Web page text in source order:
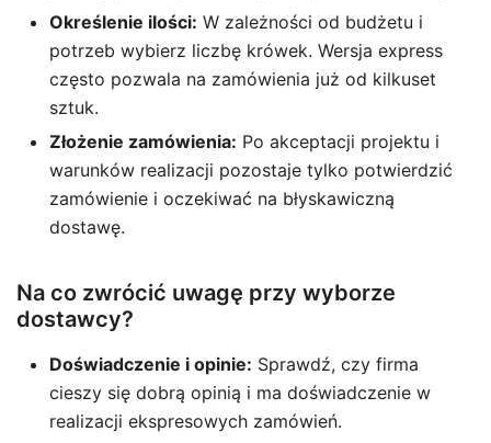
Określenie ilości: W zależności od budżetu i
potrzeb wybierz liczbę krówek. Wersja express
często pozwala na zamówienia już od kilkuset
sztuk.
Złożenie zamówienia: Po akceptacji projektu i
warunków realizacji pozostaje tylko potwierdzić
zamówienie i oczekiwać na błyskawiczną
dostawę.
Na co zwrócić uwagę przy wyborze
dostawcy?
Doświadczenie i opinie: Sprawdź, czy firma
cieszy się dobrą opinią i ma doświadczenie w
realizacji ekspresowych zamówień.